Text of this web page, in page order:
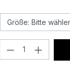
Produkt